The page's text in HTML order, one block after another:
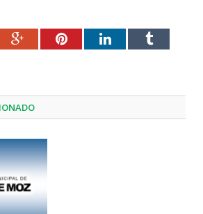
Google+PinterestLinkedInTumblr